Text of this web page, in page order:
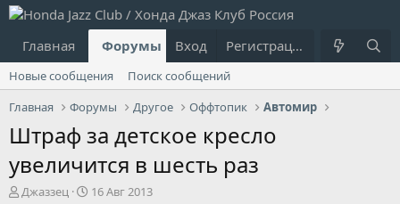
Главная Форумы Что нового?
Вход Регистрация
Новые сообщения
Поиск сообщений
Главная
Форумы Другое Оффтопик Автомир
Штраф за детское кресло
увеличится в шесть раз
А
Джаззец
Д
16 Авг 2013